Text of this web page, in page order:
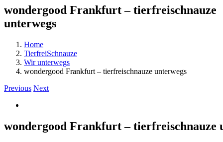
wondergood Frankfurt – tierfreischnauze
unterwegs
Home
TierfreiSchnauze
Wir unterwegs
wondergood Frankfurt – tierfreischnauze unterwegs
Previous Next
Image
wondergood Frankfurt – tierfreischnauze